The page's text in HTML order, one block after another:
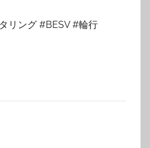
リング #BESV #輪行